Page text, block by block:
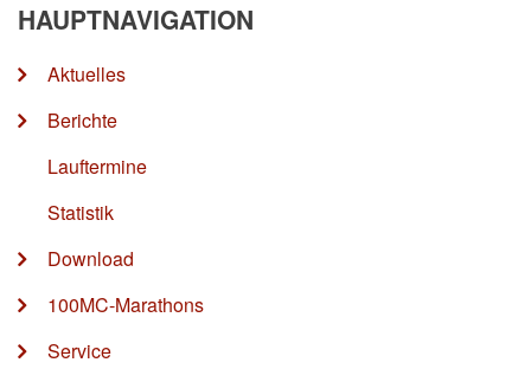
HAUPTNAVIGATION
Aktuelles
Berichte
Lauftermine
Statistik
Download
100MC-Marathons
Service